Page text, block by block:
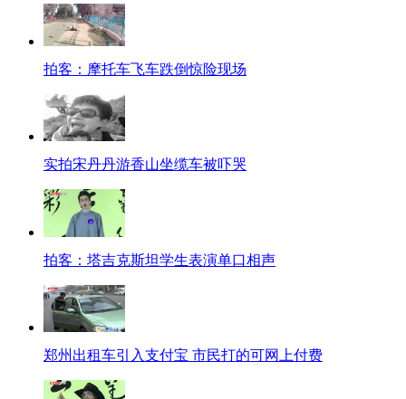
拍客：摩托车飞车跌倒惊险现场
实拍宋丹丹游香山坐缆车被吓哭
拍客：塔吉克斯坦学生表演单口相声
郑州出租车引入支付宝 市民打的可网上付费